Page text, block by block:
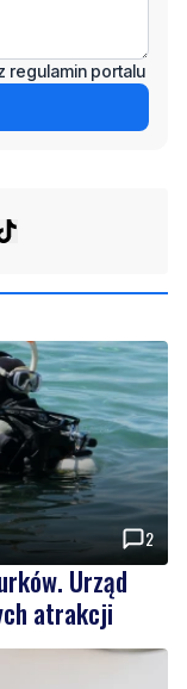
2
Urząd
atrakcji